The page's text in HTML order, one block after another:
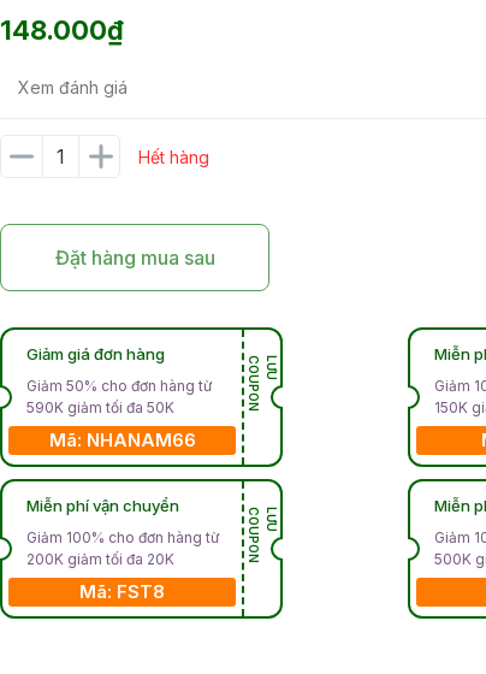
148.000₫
Xem đánh giá
Hết hàng
Đặt hàng mua sau
Giảm giá đơn hàng
Giảm 50% cho đơn hàng từ
590K giảm tối đa 50K
Mã: NHANAM66
L
Ư
U
C
O
U
P
O
N
Miễn phí vận chuyển
Giảm 100% cho đơn hàng từ
200K giảm tối đa 20K
Mã: FST8
L
Ư
U
C
O
U
P
O
N
Miễn
Giảm
150K
Miễn
Giảm
500K